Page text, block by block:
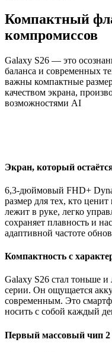
Компактный
компромиссов
Galaxy S26 — это
баланса и современных
важны компактные
качеством экрана,
возможностями AI
Экран, который
6,3-дюймовый FHD+
размер для тех, кто
лежит в руке, легко
сохраняет плавность и
адаптивной частоте
Компактность с
Galaxy S26 стал тоньше
серии. Он ощущается
современным. Это
носить с собой каждый
Первый массовый чип